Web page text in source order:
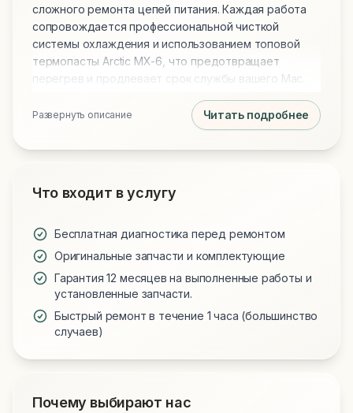
сложного ремонта цепей питания. Каждая работа
сопровождается профессиональной чисткой
системы охлаждения и использованием топовой
термопасты Arctic MX-6, что предотвращает
перегрев и продлевает срок службы вашего Mac.
Развернуть описание Читать подробнее
Что входит в услугу
Бесплатная диагностика перед ремонтом
Оригинальные запчасти и комплектующие
Гарантия 12 месяцев на выполненные работы и
установленные запчасти.
Быстрый ремонт в течение 1 часа (большинство
случаев)
Почему выбирают нас